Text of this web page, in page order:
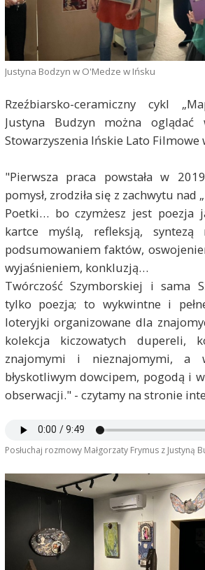
Justyna Bodzyn w O'Medze w Ińsku
Rzeźbiarsko-ceramiczny cykl
Justyna Budzyn można
Stowarzyszenia Ińskie Lato Filmowe
"Pierwsza praca powstała w
pomysł, zrodziła się z zachwytu nad
Poetki… bo czymżesz jest poezja
kartce myślą, refleksją, syntezą
podsumowaniem faktów,
wyjaśnieniem, konkluzją…
Twórczość Szymborskiej i sama
tylko poezja; to wykwintne i
loteryjki organizowane dla
kolekcja kiczowatych dupereli,
znajomymi i nieznajomymi, a
błyskotliwym dowcipem, pogodą i
obserwacji." - czytamy na stronie
Posłuchaj rozmowy Małgorzaty Frymus z Justyną